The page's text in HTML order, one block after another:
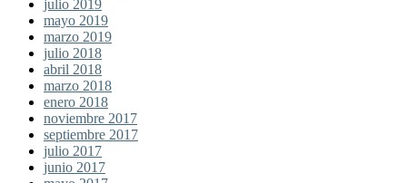
julio 2019
mayo 2019
marzo 2019
julio 2018
abril 2018
marzo 2018
enero 2018
noviembre 2017
septiembre 2017
julio 2017
junio 2017